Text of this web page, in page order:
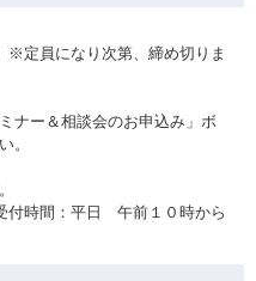
※定員になり次第、締め切りま
ナー＆相談会のお申込み」ボ
。
付時間：平日 午前１０時から